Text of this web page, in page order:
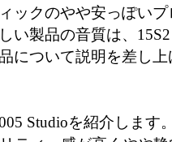
ックのやや安っぽい
い製品の音質は、
について説明を差し
Studioを紹介します